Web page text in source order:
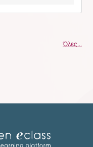
Όλες...